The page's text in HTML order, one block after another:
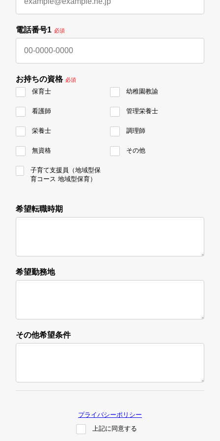
電話番号1 必須
お持ちの資格 必須
保育士 幼稚園教諭
看護師 管理栄養士
栄養士 調理師
無資格 その他
子育て支援員（地域型保
育コース 地域型保育）
希望転職時期
希望勤務地
その他希望条件
プライバシーポリシー
上記に同意する